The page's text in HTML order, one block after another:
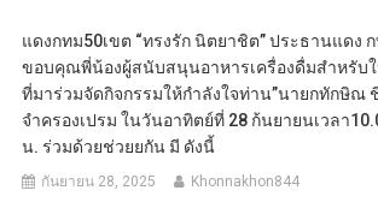
แดงกทม50เขต “ทรงรัก นิตยาชิต” ประธานแดง
ขอบคุณพี่น้องผู้สนับสนุนอาหารเครื่องดื่มสำหรับ
ที่มาร่วมจัดกิจกรรมให้กำลังใจท่าน”นายกทักษิณ
จำครองเปรม ในวันอาทิตย์ที่ 28 ก้นยายนเวลา
น. ร่วมด้วยช่วยยกัน มี ดังนี้
กันยายน 28, 2025 Khonnakhon844